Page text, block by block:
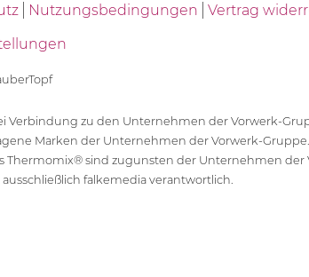
Nutzungsbedingungen
Vertrag
Verbindung zu den Unternehmen der Vorwerk-
Marken der Unternehmen der Vorwerk-
Thermomix® sind zugunsten der Unternehmen der
falkemedia verantwortlich.